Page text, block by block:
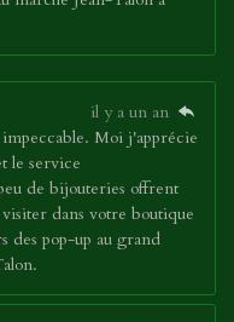
il y a un an
Moi j'apprécie
le service
de bijouteries offrent
dans votre boutique
des pop-up au grand